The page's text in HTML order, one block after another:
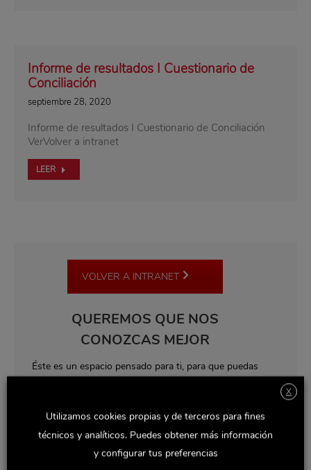
Informe de resultados I Cuestionario de
Conciliación
septiembre 28, 2020
Informe de resultados I Cuestionario de Conciliación
VerVolver a intranet
LEER
VOLVER A INTRANET
QUEREMOS QUE NOS
CONOZCAS MEJOR
Éste es un espacio pensado para ti, para que puedas
con toda la información corporativa que puedas
necesitar consultar.
X
Utilizamos cookies propias y de terceros para fines
técnicos y analíticos. Puedes obtener más información
y configurar tus preferencias